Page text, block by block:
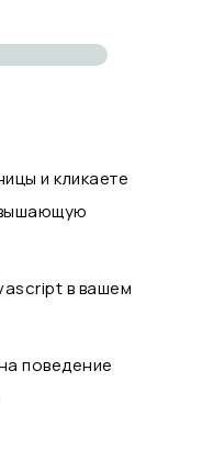
и кликаете
в вашем
поведение